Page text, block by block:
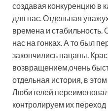
создавая конкуренцию в
для нас. Отдельная
времена и стабильность.
нас на гонках. А то был
закончились пацаны.
возвращением,очень
отдельная история, в
Любителей
контролируем их переход